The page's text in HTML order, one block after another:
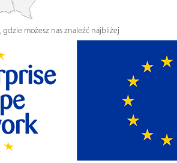
, gdzie możesz nas znaleźć najbliżej